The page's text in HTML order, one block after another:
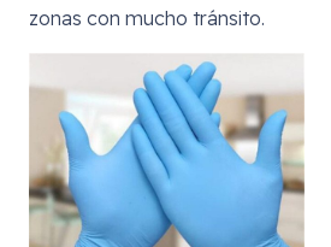
zonas con mucho tránsito.